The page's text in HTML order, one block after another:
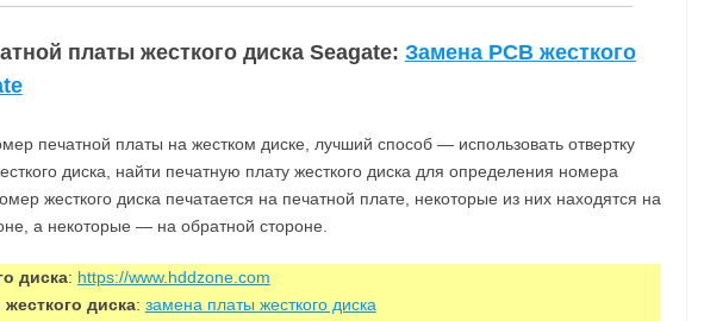
платы жесткого диска Seagate: Замена PCB жесткого
печатной платы на жестком диске, лучший способ — использовать отвертку
диска, найти печатную плату жесткого диска для определения номера
жесткого диска печатается на печатной плате, некоторые из них находятся на
а некоторые — на обратной стороне.
диска: https://www.hddzone.com
диска: замена платы жесткого диска